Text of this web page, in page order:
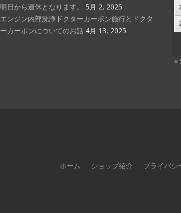
明日から連休となります。
5月 2, 2025
エンジン内部洗浄ドクターカーボン施行とドクタ
ーカーボンについてのお話 4月 13, 2025
«
ホーム ショップ紹介 プライバシ